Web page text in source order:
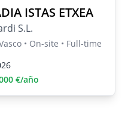
ISTAS ETXEA
S.L.
• On-site • Full-time
€/año